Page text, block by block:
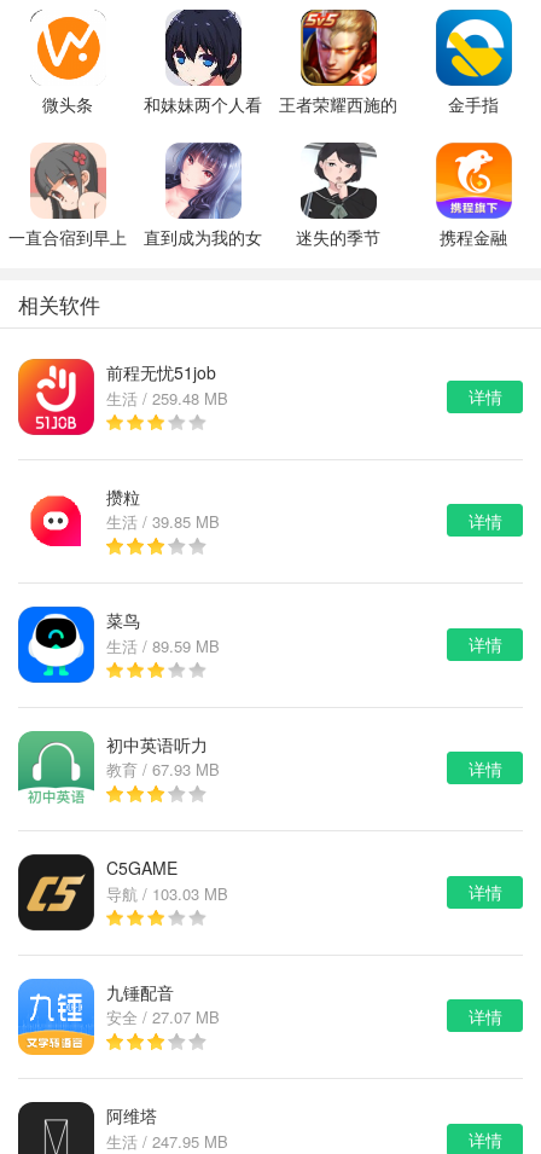
微头条
和妹妹两个人看
王者荣耀西施的
金手指
一直合宿到早上
直到成为我的女
迷失的季节
携程金融
相关软件
前程无忧51job
生活 / 259.48 MB 详情
攒粒
生活 / 39.85 MB 详情
菜鸟
生活 / 89.59 MB 详情
初中英语听力
教育 / 67.93 MB 详情
C5GAME
导航 / 103.03 MB 详情
九锤配音
安全 / 27.07 MB 详情
阿维塔
生活 / 247.95 MB 详情